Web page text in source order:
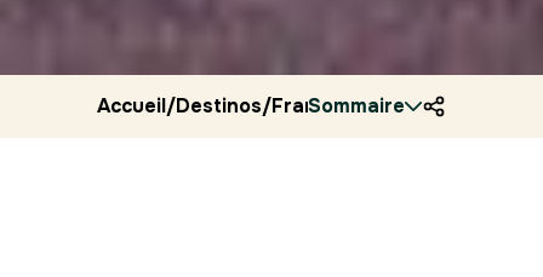
Accueil/Destinos/Francia/Ryocity/Lyon
Sommaire